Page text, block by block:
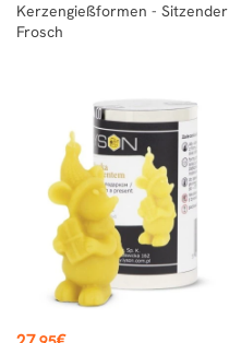
Kerzengießformen - Sitzender
Frosch
Preis